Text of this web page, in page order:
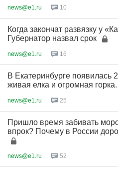
news@e1.ru 10
Когда закончат развязку у
Губернатор назвал срок
news@e1.ru 16
В Екатеринбурге появилась
живая елка и огромная
news@e1.ru 25
Пришло время забивать
впрок? Почему в России
news@e1.ru 52